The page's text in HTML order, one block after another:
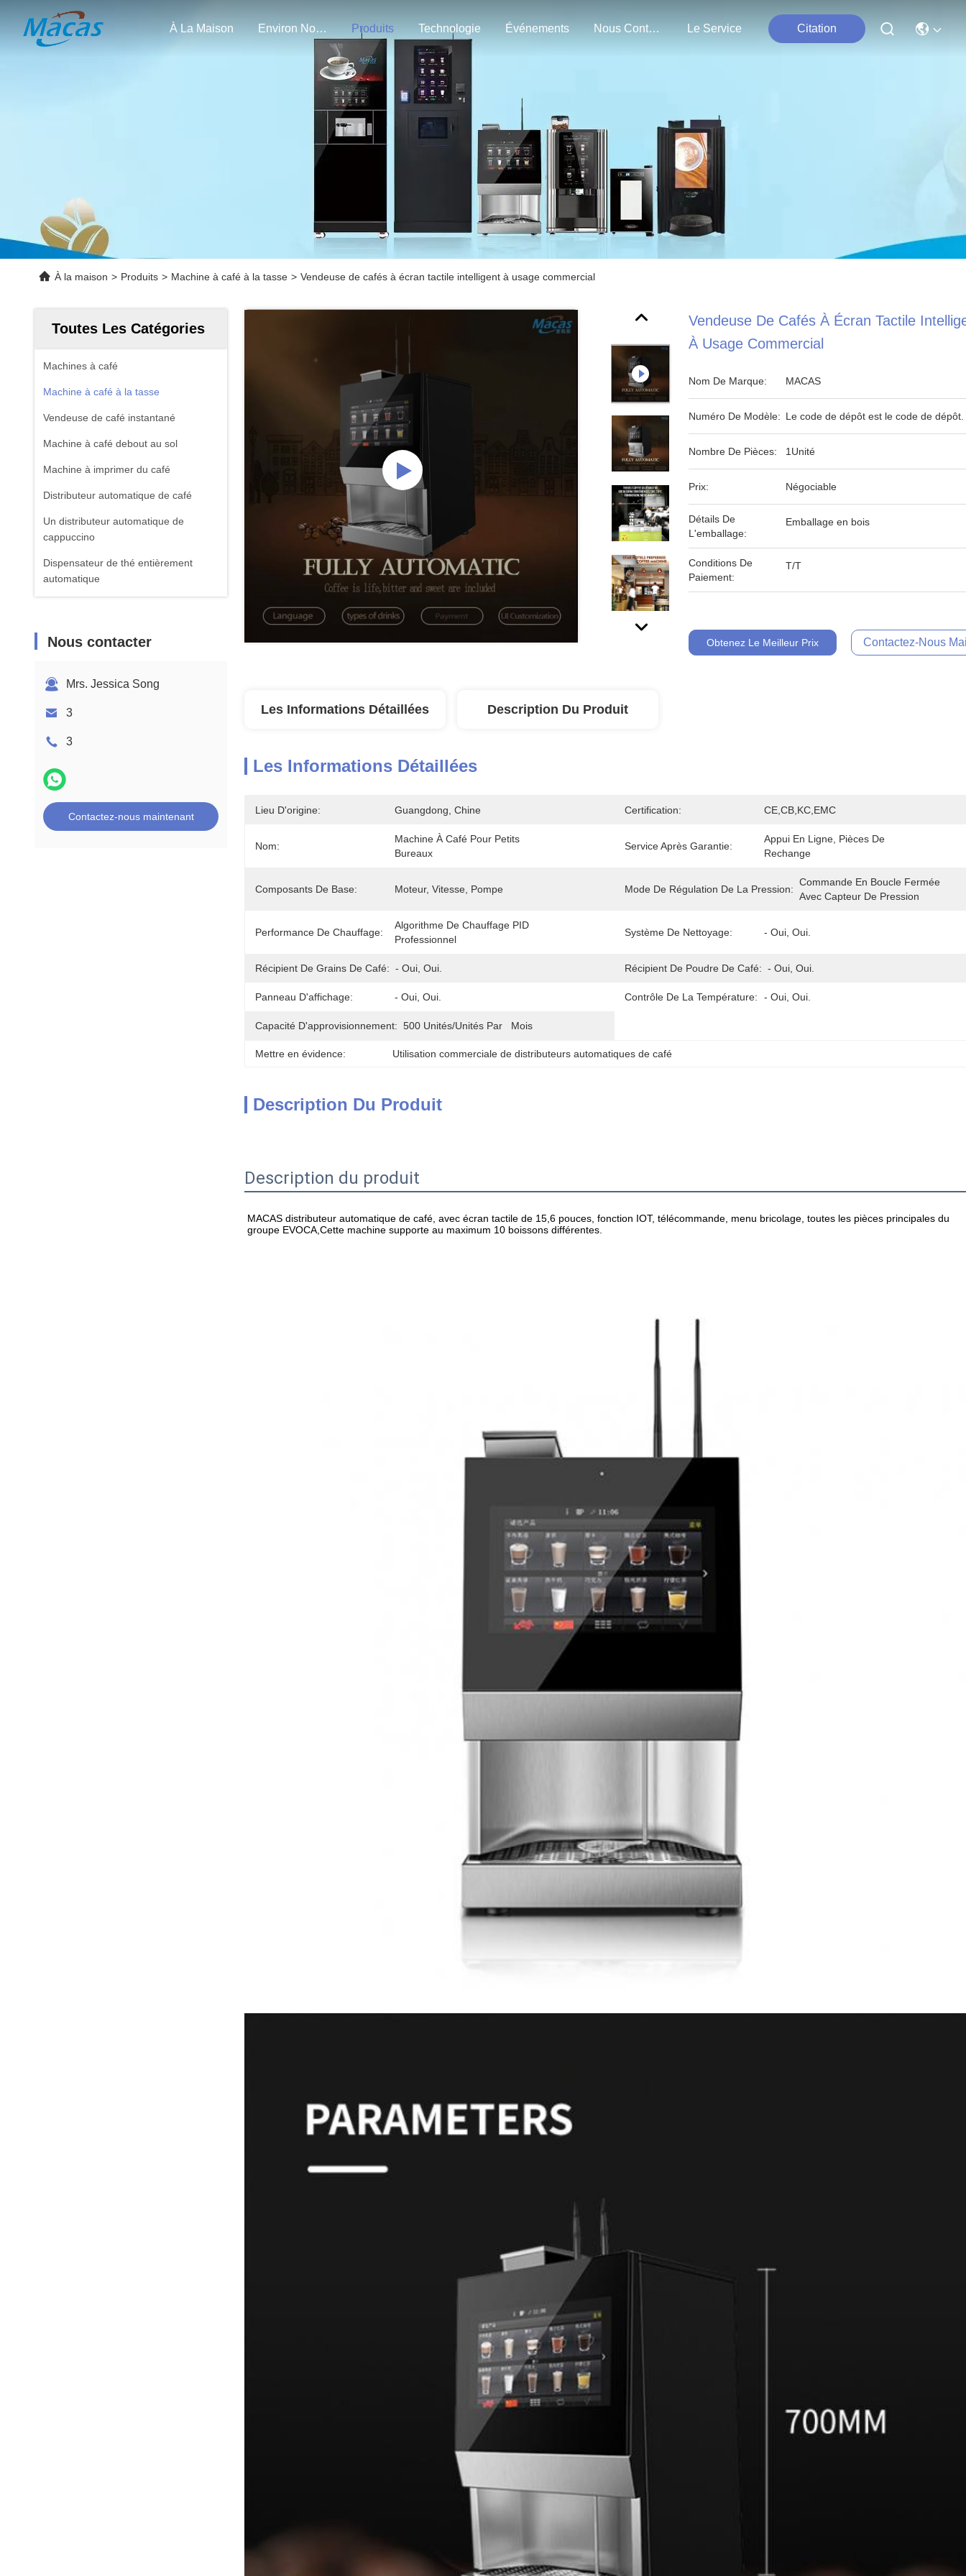
À La Maison Environ Nous Produits Technologie Événements Nous Contacter Le Service Citation
À la maison > Produits > Machine à café à la tasse > Vendeuse de cafés à écran tactile intelligent à usage commercial
Toutes Les Catégories
Machines à café
Machine à café à la tasse
Vendeuse de café instantané
Machine à café debout au sol
Machine à imprimer du café
Distributeur automatique de café
Un distributeur automatique de
cappuccino
Dispensateur de thé entièrement
automatique
Nous contacter
Mrs. Jessica Song
3
3
Contactez-nous maintenant
Vendeuse De Cafés À Écran Tactile
À Usage Commercial
Nom De Marque: MACAS
Numéro De Modèle: Le code de dépôt est le code de dépôt.
Nombre De Pièces: 1Unité
Prix: Négociable
Détails De
L'emballage:
Emballage en bois
Conditions De
Paiement:
T/T
Obtenez Le Meilleur Prix Contactez-Nous
Les Informations Détaillées Description Du Produit
Les Informations Détaillées
Lieu D'origine: Guangdong, Chine Certification: CE,CB,KC,EMC
Nom:
Machine À Café Pour Petits
Bureaux
Service Après Garantie:
Appui En Ligne, Pièces De
Rechange
Composants De Base: Moteur, Vitesse, Pompe Mode De Régulation De La Pression:
Commande En Boucle Fermée
Avec Capteur De Pression
Performance De Chauffage:
Algorithme De Chauffage PID
Professionnel
Système De Nettoyage: - Oui, Oui.
Récipient De Grains De Café: - Oui, Oui. Récipient De Poudre De Café: - Oui, Oui.
Panneau D'affichage: - Oui, Oui. Contrôle De La Température: - Oui, Oui.
Capacité D'approvisionnement: 500 Unités/unités Par   Mois
Mettre en évidence: Utilisation commerciale de distributeurs automatiques de café
Description Du Produit
Description du produit
MACAS distributeur automatique de café, avec écran tactile de 15,6 pouces, fonction IOT, télécommande, menu bricolage, toutes les pièces principales du
groupe EVOCA,Cette machine supporte au maximum 10 boissons différentes.